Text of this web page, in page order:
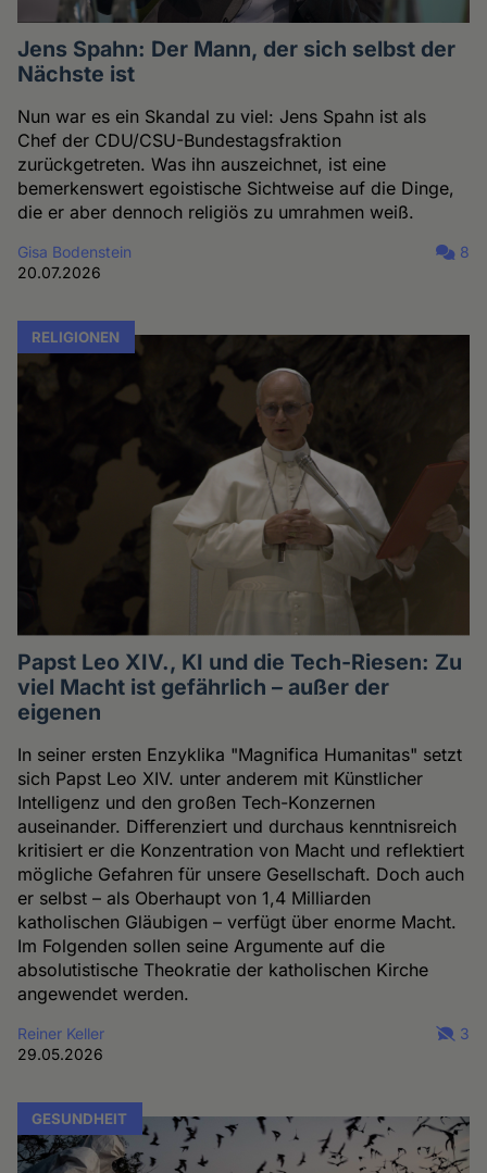
Jens Spahn: Der Mann, der sich selbst der
Nächste ist
Nun war es ein Skandal zu viel: Jens Spahn ist als
Chef der CDU/CSU-Bundestagsfraktion
zurückgetreten. Was ihn auszeichnet, ist eine
bemerkenswert egoistische Sichtweise auf die Dinge,
die er aber dennoch religiös zu umrahmen weiß.
Gisa Bodenstein
20.07.2026
8
RELIGIONEN
Papst Leo XIV., KI und die Tech-Riesen: Zu
viel Macht ist gefährlich – außer der
eigenen
In seiner ersten Enzyklika "Magnifica Humanitas" setzt
sich Papst Leo XIV. unter anderem mit Künstlicher
Intelligenz und den großen Tech-Konzernen
auseinander. Differenziert und durchaus kenntnisreich
kritisiert er die Konzentration von Macht und reflektiert
mögliche Gefahren für unsere Gesellschaft. Doch auch
er selbst – als Oberhaupt von 1,4 Milliarden
katholischen Gläubigen – verfügt über enorme Macht.
Im Folgenden sollen seine Argumente auf die
absolutistische Theokratie der katholischen Kirche
angewendet werden.
Reiner Keller
29.05.2026
3
GESUNDHEIT